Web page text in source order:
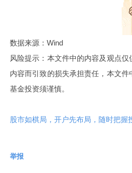
数据来源：Wind
风险提示：本文件中的内容及观点
内容而引致的损失承担责任，本文
基金投资须谨慎。
股市如棋局，开户先布局，随时把握
举报